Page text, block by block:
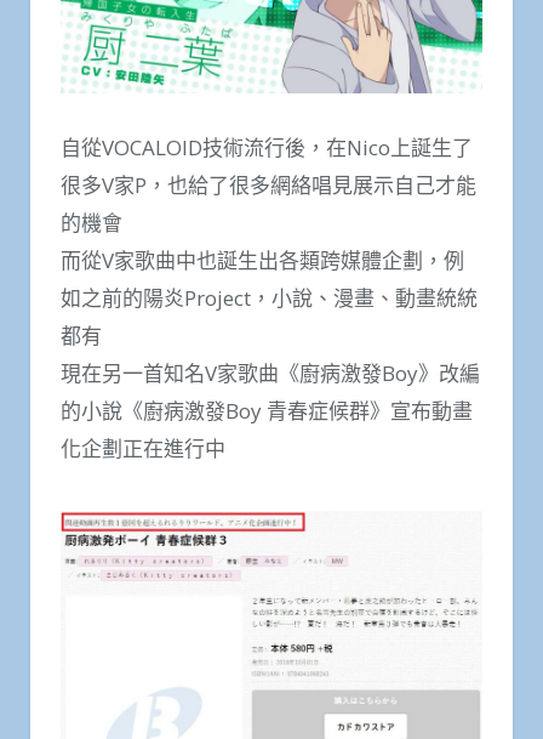
自從VOCALOID技術流行後，在Nico上誕生了
很多V家P，也給了很多網絡唱見展示自己才能
的機會
而從V家歌曲中也誕生出各類跨媒體企劃，例
如之前的陽炎Project，小說、漫畫、動畫統統
都有
現在另一首知名V家歌曲《廚病激發Boy》改編
的小說《廚病激發Boy 青春症候群》宣布動畫
化企劃正在進行中